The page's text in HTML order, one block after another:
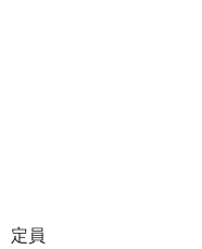
定員